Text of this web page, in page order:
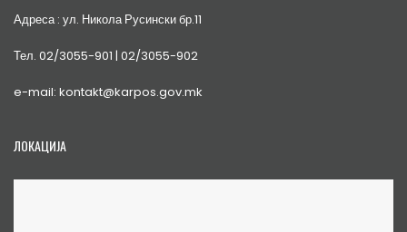
Адреса : ул. Никола Русински бр.11
Тел. 02/3055-901 | 02/3055-902
e-mail: kontakt@karpos.gov.mk
ЛОКАЦИЈА